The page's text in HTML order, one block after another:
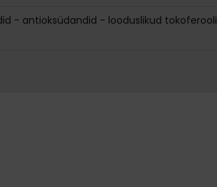
- antioksüdandid - looduslikud tokoferooli